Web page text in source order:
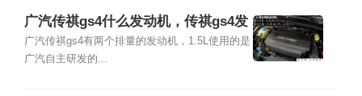
广汽传祺gs4什么发动机，传祺gs4发
动机哪产的
广汽传祺gs4有两个排量的发动机，1.5L使用的是
广汽自主研发的...